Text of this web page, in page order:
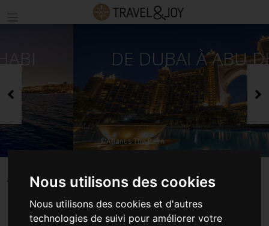
Nous utilisons des cookies
Nous utilisons des cookies et d'autres
technologies de suivi pour améliorer votre
DE DUBAI À ABU DHABI
Précédent
ACCUEIL CIRCUITS EMIRATS ARABES UNIS DE DUBAI À ABU DHABI